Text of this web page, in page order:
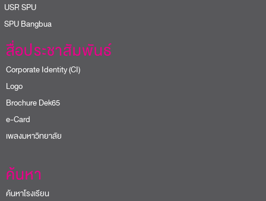
SPU
Bangbua
สื่อประชาสัมพันธ์
Corporate Identity (CI)
Logo
Brochure Dek65
e-Card
เพลงมหาวิทยาลัย
ค้นหา
ค้นหาโรงเรียน